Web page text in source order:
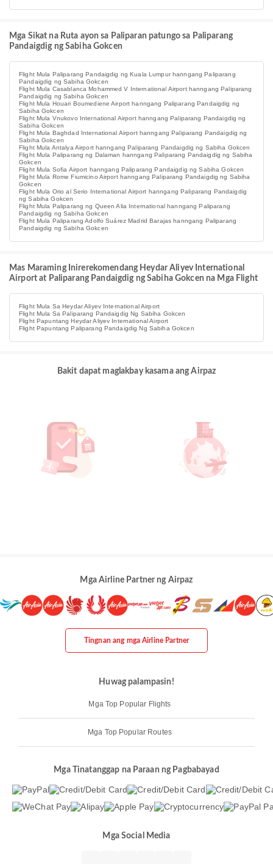
Mga Sikat na Ruta ayon sa Paliparan patungo sa Paliparang
Pandaigdig ng Sabiha Gokcen
Flight Mula Paliparang Pandaigdig ng Kuala Lumpur hanngang Paliparang
Pandaigdig ng Sabiha Gokcen
Flight Mula Casablanca Mohammed V International Airport hanngang Paliparang
Pandaigdig ng Sabiha Gokcen
Flight Mula Houari Boumediene Airport hanngang Paliparang Pandaigdig ng
Sabiha Gokcen
Flight Mula Vnukovo International Airport hanngang Paliparang Pandaigdig ng
Sabiha Gokcen
Flight Mula Baghdad International Airport hanngang Paliparang Pandaigdig ng
Sabiha Gokcen
Flight Mula Antalya Airport hanngang Paliparang Pandaigdig ng Sabiha Gokcen
Flight Mula Paliparang ng Dalaman hanngang Paliparang Pandaigdig ng Sabiha
Gokcen
Flight Mula Sofia Airport hanngang Paliparang Pandaigdig ng Sabiha Gokcen
Flight Mula Rome Fiumicino Airport hanngang Paliparang Pandaigdig ng Sabiha
Gokcen
Flight Mula Orio al Serio International Airport hanngang Paliparang Pandaigdig
ng Sabiha Gokcen
Flight Mula Paliparang ng Queen Alia International hanngang Paliparang
Pandaigdig ng Sabiha Gokcen
Flight Mula Paliparang Adolfo Suárez Madrid Barajas hanngang Paliparang
Pandaigdig ng Sabiha Gokcen
Mas Maraming Inirerekomendang Heydar Aliyev International
Airport at Paliparang Pandaigdig ng Sabiha Gokcen na Mga Flight
Flight Mula Sa Heydar Aliyev International Airport
Flight Mula Sa Paliparang Pandaigdig Ng Sabiha Gokcen
Flight Papuntang Heydar Aliyev International Airport
Flight Papuntang Paliparang Pandaigdig Ng Sabiha Gokcen
Bakit dapat maglakbay kasama ang Airpaz
Mga Airline Partner ng Airpaz
Tingnan ang mga Airline Partner
Huwag palampasin!
Mga Top Popular Flights
Mga Top Popular Routes
Mga Tinatanggap na Paraan ng Pagbabayad
Mga Social Media